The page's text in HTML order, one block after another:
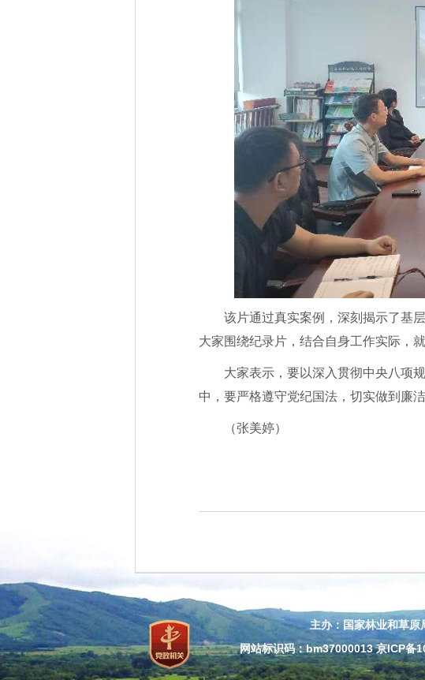
该片通过真实案例，深刻揭示了基
大家围绕纪录片，结合自身工作实际，
大家表示，要以深入贯彻中央八项
中，要严格遵守党纪国法，切实做到廉
（张美婷）
主办：国家林业和草
网站标识码：bm37000013京ICP备